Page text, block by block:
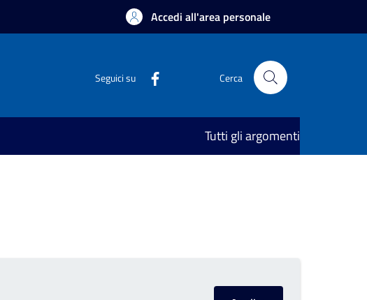
Accedi all'area personale
Seguici su Cerca
Tutti gli argomenti